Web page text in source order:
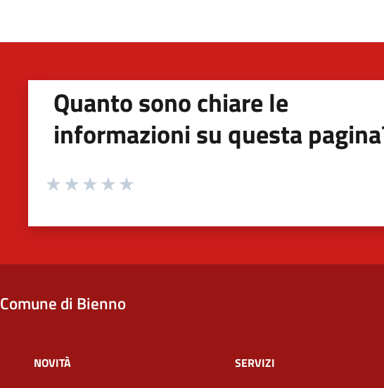
Quanto sono chiare le
informazioni su questa
Valuta da 1 a 5 stelle la pagina
Comune di Bienno
NOVITÀ SERVIZI